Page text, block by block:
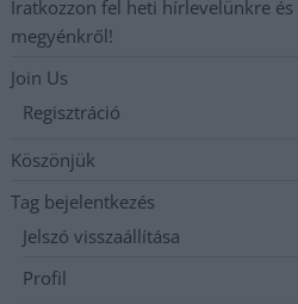
Iratkozzon fel heti hírlevelünkre
megyénkről!
Join Us
Regisztráció
Köszönjük
Tag bejelentkezés
Jelszó visszaállítása
Profil